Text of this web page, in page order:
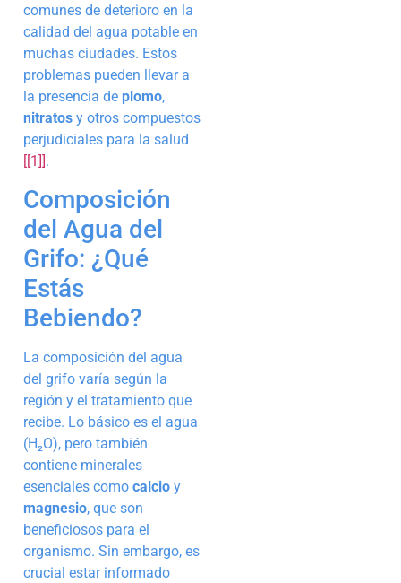
comunes de deterioro en la
calidad del agua potable en
muchas ciudades. Estos
problemas pueden llevar a
la presencia de plomo,
nitratos y otros compuestos
perjudiciales para la salud
[[1]].
Composición
del Agua del
Grifo: ¿Qué
Estás
Bebiendo?
La composición del agua
del grifo varía según la
región y el tratamiento que
recibe. Lo básico es el agua
(H₂O), pero también
contiene minerales
esenciales como calcio y
magnesio, que son
beneficiosos para el
organismo. Sin embargo, es
crucial estar informado